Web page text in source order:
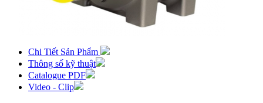
Chi Tiết Sản Phẩm
Thông số kỹ thuật
Catalogue PDF
Video - Clip